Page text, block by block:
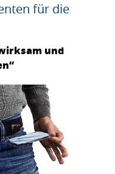
für die
und